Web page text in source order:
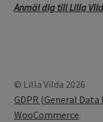
Anmäl dig till Lilla
© Lilla Vilda 2026
GDPR (General
WooCommerce.